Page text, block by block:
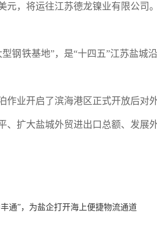
元，将运往江苏德龙镍业有限公
钢铁基地”，是“十四五”江苏盐
业开启了滨海港区正式开放后
扩大盐城外贸进出口总额、发展
通”，为盐企打开海上便捷物流通道